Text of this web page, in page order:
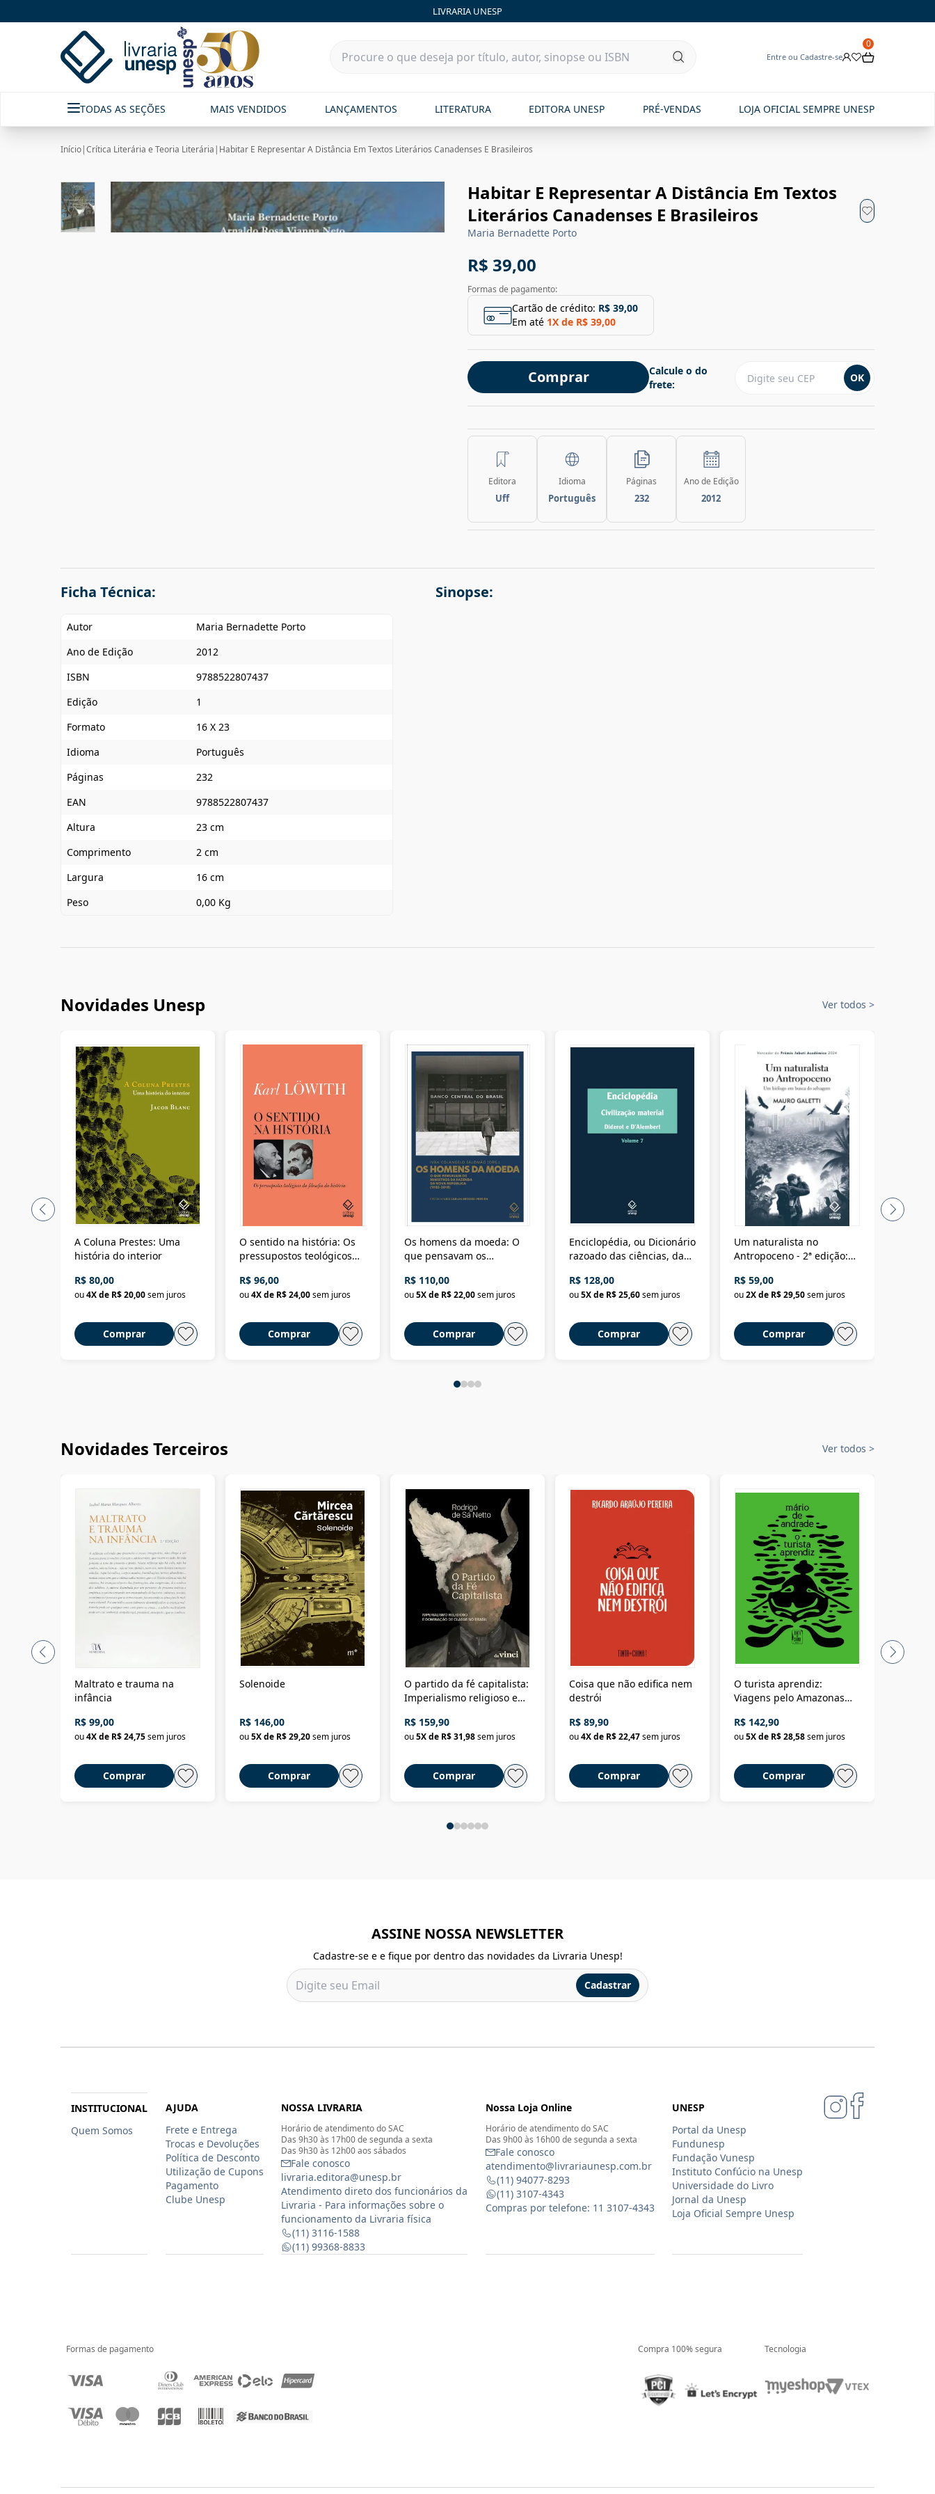
LIVRARIA UNESP
Entre ou Cadastre-se
0
TODAS AS SEÇÕES MAIS VENDIDOS LANÇAMENTOS LITERATURA EDITORA UNESP PRÉ-VENDAS LOJA OFICIAL SEMPRE UNESP
Início|Crítica Literária e Teoria Literária | Habitar E Representar A Distância Em Textos Literários Canadenses E Brasileiros
Habitar E Representar A Distância Em Textos
Literários Canadenses E Brasileiros
Maria Bernadette Porto
R$ 39,00
Formas de pagamento:
Cartão de crédito: R$ 39,00
Em até 1X de R$ 39,00
Comprar
Calcule o do
frete:
OK
Editora
Uff
Idioma
Português
Páginas
232
Ano de Edição
2012
Ficha Técnica:
Autor
Maria Bernadette Porto
Ano de Edição
2012
ISBN
9788522807437
Edição
1
Formato
16 X 23
Idioma
Português
Páginas
232
EAN
9788522807437
Altura
23 cm
Comprimento
2 cm
Largura
16 cm
Peso
0,00 Kg
Sinopse:
Novidades Unesp Ver todos >
A Coluna Prestes: Uma
história do interior
R$ 80,00
ou4X de R$ 20,00sem juros
Comprar
O sentido na história: Os
pressupostos teológicos
R$ 96,00
ou4X de R$ 24,00sem juros
Comprar
Os homens da moeda: O
que pensavam os
Nova República (1985-
2018)
R$ 110,00
ou5X de R$ 22,00sem juros
Comprar
Enciclopédia, ou Dicionário
razoado das ciências, das
Civilização material
R$ 128,00
ou5X de R$ 25,60sem juros
Comprar
Um naturalista no
Antropoceno - 2ª edição:
selvagem
R$ 59,00
ou2X de R$ 29,50sem juros
Comprar
Novidades Terceiros Ver todos >
Maltrato e trauma na
infância
R$ 99,00
ou4X de R$ 24,75sem juros
Comprar
Solenoide
R$ 146,00
ou5X de R$ 29,20sem juros
Comprar
O partido da fé capitalista:
Imperialismo religioso e
Brasil
R$ 159,90
ou5X de R$ 31,98sem juros
Comprar
Coisa que não edifica nem
destrói
R$ 89,90
ou4X de R$ 22,47sem juros
Comprar
O turista aprendiz:
Viagens pelo Amazonas
até a Bolívia e por Marajó
até dizer chega
R$ 142,90
ou5X de R$ 28,58sem juros
Comprar
ASSINE NOSSA NEWSLETTER
Cadastre-se e e fique por dentro das novidades da Livraria Unesp!
Cadastrar
INSTITUCIONAL
Quem Somos
AJUDA
Frete e Entrega
Trocas e Devoluções
Política de Desconto
Utilização de Cupons
Pagamento
Clube Unesp
NOSSA LIVRARIA
Horário de atendimento do SAC
Das 9h30 às 17h00 de segunda a sexta
Das 9h30 às 12h00 aos sábados
Fale conosco
livraria.editora@unesp.br
Atendimento direto dos funcionários da
Livraria - Para informações sobre o
funcionamento da Livraria física
(11) 3116-1588
(11) 99368-8833
Nossa Loja Online
Horário de atendimento do SAC
Das 9h00 às 16h00 de segunda a sexta
Fale conosco
atendimento@livrariaunesp.com.br
(11) 94077-8293
(11) 3107-4343
Compras por telefone: 11 3107-4343
UNESP
Portal da Unesp
Fundunesp
Fundação Vunesp
Instituto Confúcio na Unesp
Universidade do Livro
Jornal da Unesp
Loja Oficial Sempre Unesp
Formas de pagamento Compra 100% segura Tecnologia